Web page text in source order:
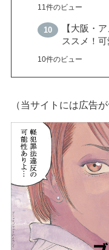
11件のビュー
【大阪・
ススメ！可
10件のビュー
（当サイトには広告